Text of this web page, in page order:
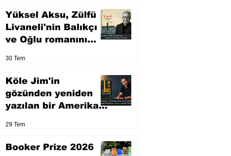
Yüksel Aksu, Zülfü
Livaneli'nin Balıkçı
ve Oğlu romanını
30 Tem
Köle Jim'in
gözünden yeniden
yazılan bir Amerikan
29 Tem
Booker Prize 2026